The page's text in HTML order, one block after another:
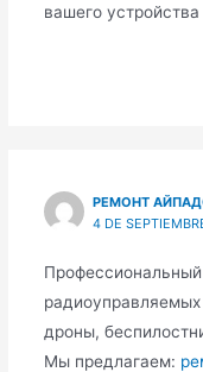
вашего
РЕМОНТ
4 DE
радиоуправляемых
дроны,
Мы предлагаем: